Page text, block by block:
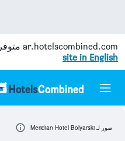
ar.hotelscombined.com
site in English
صور لـ Meridian Hotel Bolyarski